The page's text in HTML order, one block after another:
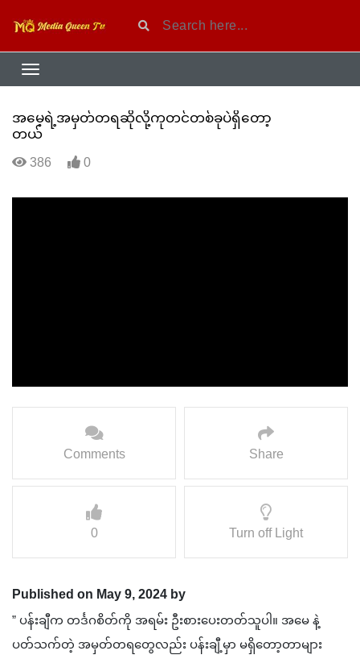
အမေ့ရဲ့အမှတ်တရဆိုလို့ကုတင်တစ်ခုပဲရှိတော့
တယ်
386 0
Comments Share
0 Turn off Light
Published on May 9, 2024 by
” ပန်းချီက တင်္ဒဂစိတ်ကို အရမ်း ဦးစားပေးတတ်သူပါ။ အမေ နဲ့
ပတ်သက်တဲ့ အမှတ်တရတွေလည်း ပန်းချီ့မှာ မရှိတော့တာများ